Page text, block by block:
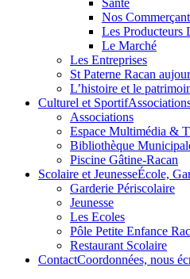
Santé
Nos
Les Producteurs
Le Marché
Les Entreprises
St Paterne Racan
L’histoire et le
Culturel et Sportif
Associations
Espace Multimédia &
Bibliothèque
Piscine Gâtine-Racan
Scolaire et JeunesseÉcole,
Garderie Périscolaire
Jeunesse
Les Ecoles
Pôle Petite Enfance
Restaurant Scolaire
ContactCoordonnées, nous